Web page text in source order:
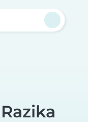
Razika